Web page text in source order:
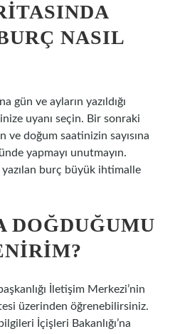
NASIL
gün ve ayların yazıldığı
uyanı seçin. Bir sonraki
ve doğum saatinizin sayısına
yapmayı unutmayın.
burç büyük ihtimalle
DOĞDUĞUMU
İletişim Merkezi’nin
üzerinden öğrenebilirsiniz.
İçişleri Bakanlığı’na